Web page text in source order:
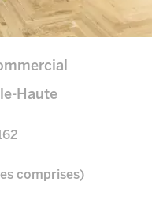
Haute
comprises)